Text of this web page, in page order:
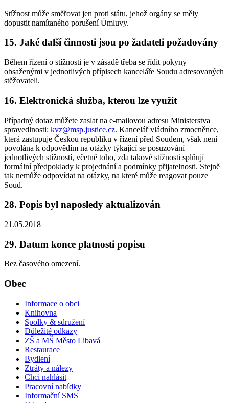
Stížnost může směřovat jen proti státu, jehož orgány se měly
dopustit namítaného porušení Úmluvy.
15. Jaké další činnosti jsou po žadateli požadovány
Během řízení o stížnosti je v zásadě třeba se řídit pokyny
obsaženými v jednotlivých přípisech kanceláře Soudu adresovaných
stěžovateli.
16. Elektronická služba, kterou lze využít
Případný dotaz můžete zaslat na e-mailovou adresu Ministerstva
spravedlnosti: kvz@msp.justice.cz. Kancelář vládního zmocněnce,
která zastupuje Českou republiku v řízení před Soudem, však není
povolána k odpovědím na otázky týkající se posuzování
jednotlivých stížností, včetně toho, zda takové stížnosti splňují
formální předpoklady k projednání a podmínky přijatelnosti. Stejně
tak nemůže odpovídat na otázky, na které může reagovat pouze
Soud.
28. Popis byl naposledy aktualizován
21.05.2018
29. Datum konce platnosti popisu
Bez časového omezení.
Obec
Informace o obci
Knihovna
Spolky & sdružení
Důležité odkazy
ZŠ a MŠ Město Libavá
Restaurace
Bydlení
Ztráty a nálezy
Chci nahlásit
Pracovní nabídky
Informační SMS